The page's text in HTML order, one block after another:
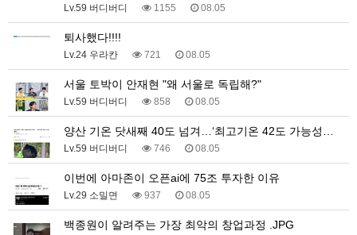
Lv.59 버디버디 1155 08.05
퇴사했다!!!!
Lv.24 우라칸 721 08.05
서울 토박이 안재현 "왜 서울로 독립해?"
Lv.59 버디버디 858 08.05
양산 기온 닷새째 40도 넘겨…‘최고기온 42도 가능성…
Lv.59 버디버디 746 08.05
이번에 아마존이 오픈ai에 75조 투자한 이유
Lv.29 소밀면 937 08.05
백종원이 알려주는 가장 최악의 창업과정 .JPG